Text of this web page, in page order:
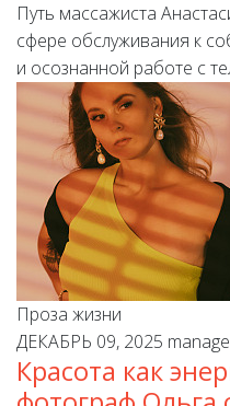
Путь массажиста
сфере обслуживания к
и осознанной работе с
Проза жизни
ДЕКАБРЬ 09, 2025
Красота как